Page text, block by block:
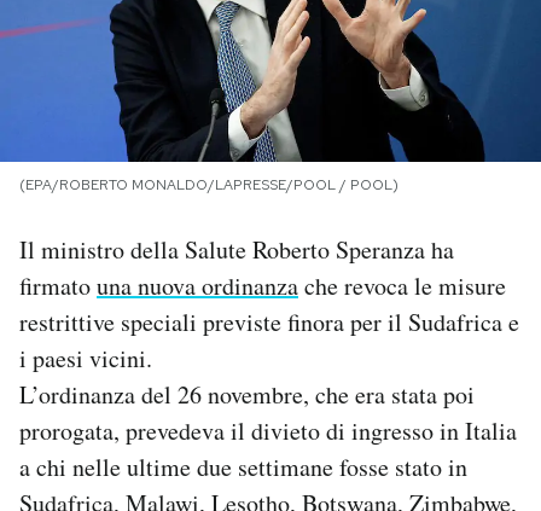
I MIEI PREFERITI
AREA PERSONALE
Area Personale
Newsletter
Notifiche mobile
Regala il Post
Hai bisogno di aiuto?
(EPA/ROBERTO MONALDO/LAPRESSE/POOL / POOL)
Il ministro della Salute Roberto Speranza ha
firmatouna nuova ordinanzache revoca le misure
restrittive speciali previste finora per il Sudafrica e
i paesi vicini.
L’ordinanza del 26 novembre, che era stata poi
prorogata, prevedeva il divieto di ingresso in Italia
a chi nelle ultime due settimane fosse stato in
Sudafrica, Malawi, Lesotho, Botswana, Zimbabwe,